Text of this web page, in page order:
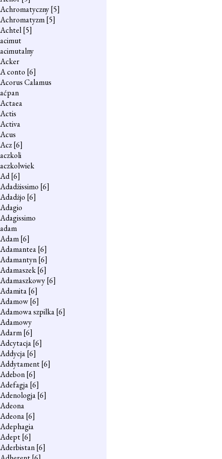
Achromatyczny[5]
Achromatyzm[5]
Achtel[5]
acimut
acimutalny
Acker
A conto [6]
Acorus Calamus
aćpan
Actaea
Actis
Activa
Acus
Acz[6]
aczkoli
aczkolwiek
Ad[6]
Adadżissimo [6]
Adadżjo [6]
Adagio
Adagissimo
adam
Adam[6]
Adamantea[6]
Adamantyn[6]
Adamaszek[6]
Adamaszkowy[6]
Adamita[6]
Adamow[6]
Adamowa szpilka[6]
Adamowy
Adarm[6]
Adcytacja[6]
Addycja[6]
Addytament[6]
Adebon[6]
Adefagja[6]
Adenologja[6]
Adeona
Adeona[6]
Adephagia
Adept[6]
Aderbistan[6]